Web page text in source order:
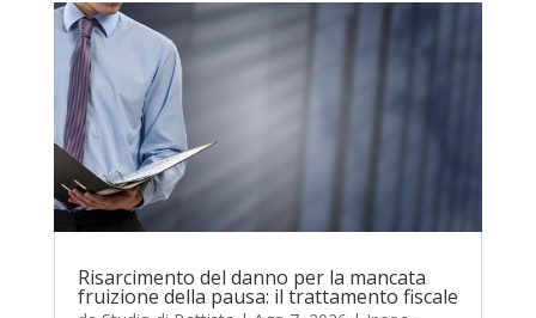
Risarcimento del danno per la mancata
fruizione della pausa: il trattamento fiscale